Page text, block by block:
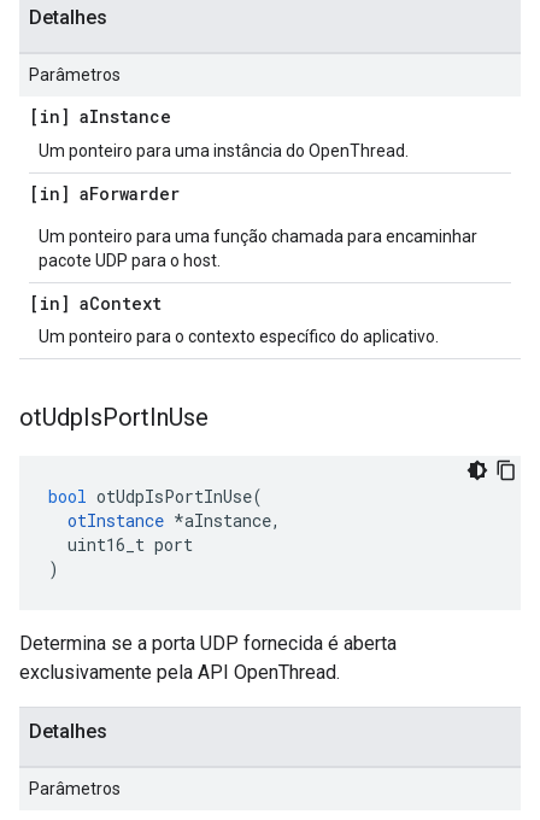
Detalhes
Parâmetros
[in] aInstance
Um ponteiro para uma instância do OpenThread.
[in] aForwarder
Um ponteiro para uma função chamada para encaminhar
pacote UDP para o host.
[in] aContext
Um ponteiro para o contexto específico do aplicativo.
otUdpIsPortInUse
bool otUdpIsPortInUse(
otInstance *aInstance,
uint16_t port
)
Determina se a porta UDP fornecida é aberta
exclusivamente pela API OpenThread.
Detalhes
Parâmetros